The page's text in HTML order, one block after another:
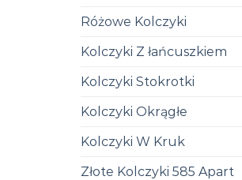
Różowe Kolczyki
Kolczyki Z łańcuszkiem
Kolczyki Stokrotki
Kolczyki Okrągłe
Kolczyki W Kruk
Złote Kolczyki 585 Apart